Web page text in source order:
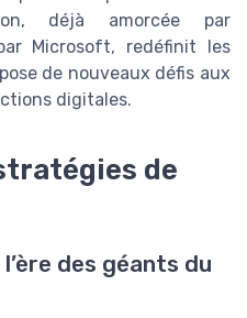
déjà amorcée par
Microsoft, redéfinit les
de nouveaux défis aux
digitales.
de
des géants du